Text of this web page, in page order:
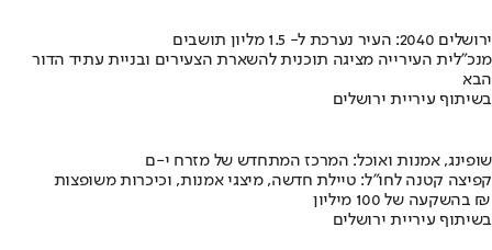
ירושלים 2040: העיר נערכת ל- 1.5 מליון תושבים
מנכ"לית העירייה מציגה תוכנית להשארת הצעירים ובניית עתיד הדור
הבא
בשיתוף עיריית ירושלים
שופינג, אמנות ואוכל: המרכז המתחדש של מזרח י-ם
קפיצה קטנה לחו"ל: טיילת חדשה, מיצגי אמנות, וכיכרות משופצות
בהשקעה של 100 מיליון ₪
בשיתוף עיריית ירושלים